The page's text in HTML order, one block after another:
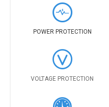
POWER PROTECTION
VOLTAGE PROTECTION